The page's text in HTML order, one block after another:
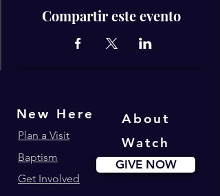
Compartir este evento
About
New Here
Plan a Visit
Baptism
GIVE NOW
Get Involved
Watch